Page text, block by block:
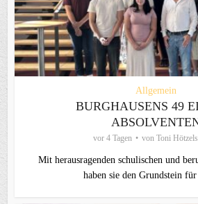
Allgemein
BURGHAUSENS 49
vor 4 Tagen von Toni
Mit herausragenden schulischen und
haben sie den Grundstein